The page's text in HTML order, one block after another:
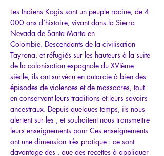
Les Indiens Kogis sont un peuple racine, de 4
000 ans d’histoire, vivant dans la Sierra
Nevada de Santa Marta en
Colombie. Descendants de la civilisation
Tayrona, et réfugiés sur les hauteurs à la suite
de la colonisation espagnole du XVIème
siècle, ils ont survécu en autarcie à bien des
épisodes de violences et de massacres, tout
en conservant leurs traditions et leurs savoirs
ancestraux. Depuis quelques temps, ils nous
alertent sur les , et souhaitent nous transmettre
leurs enseignements pour Ces enseignements
ont une dimension très pratique : ce sont
davantage des , que des recettes à appliquer